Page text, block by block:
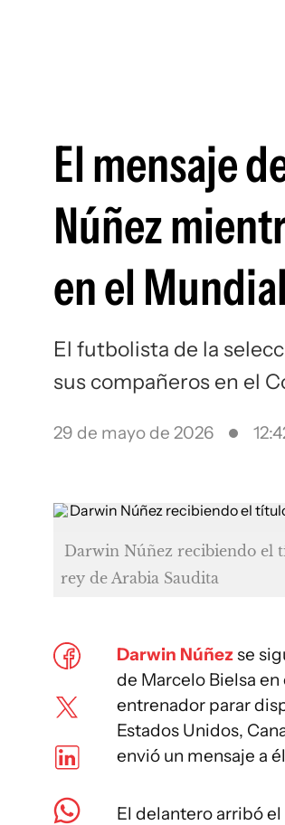
El mensaje
Núñez
en el
El futbolista de la
sus compañeros en el
29 de mayo de 2026
Darwin Núñez recibiendo el
rey de Arabia Saudita
Darwin Núñezse
de Marcelo Bielsa
entrenador parar
Estados Unidos,
envió un mensaje a
El delantero arribó